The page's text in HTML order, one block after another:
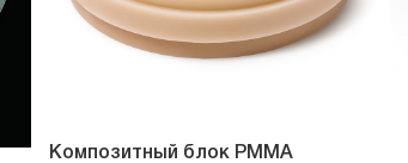
Композитный блок PMMA